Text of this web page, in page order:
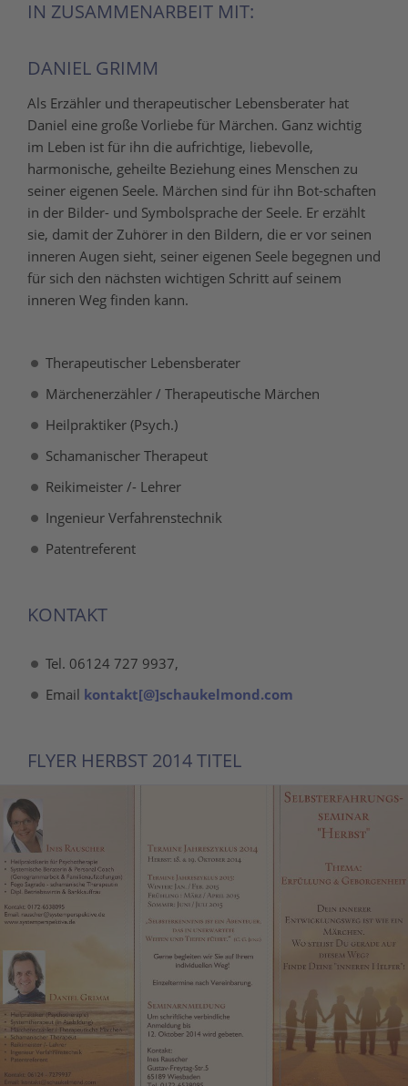
IN ZUSAMMENARBEIT MIT:
DANIEL GRIMM
Als Erzähler und therapeutischer Lebensberater hat
Daniel eine große Vorliebe für Märchen. Ganz wichtig
im Leben ist für ihn die aufrichtige, liebevolle,
harmonische, geheilte Beziehung eines Menschen zu
seiner eigenen Seele. Märchen sind für ihn Bot-schaften
in der Bilder- und Symbolsprache der Seele. Er erzählt
sie, damit der Zuhörer in den Bildern, die er vor seinen
inneren Augen sieht, seiner eigenen Seele begegnen und
für sich den nächsten wichtigen Schritt auf seinem
inneren Weg finden kann.
Therapeutischer Lebensberater
Märchenerzähler / Therapeutische Märchen
Heilpraktiker (Psych.)
Schamanischer Therapeut
Reikimeister /- Lehrer
Ingenieur Verfahrenstechnik
Patentreferent
KONTAKT
Tel. 06124 727 9937,
Email kontakt[@]schaukelmond.com
FLYER HERBST 2014 TITEL